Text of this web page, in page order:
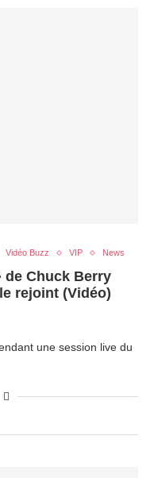
Vidéo Buzz VIP News
de Chuck Berry
rejoint (Vidéo)
une session live du